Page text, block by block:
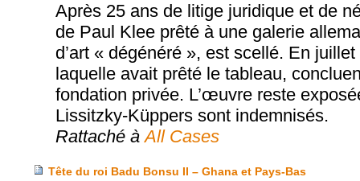
Après 25 ans de litige juridique et de
de Paul Klee prêté à une galerie
d’art « dégénéré », est scellé. En
laquelle avait prêté le tableau,
fondation privée. L’œuvre reste
Lissitzky-Küppers sont indemnisés.
Rattaché à All Cases
Tête du roi Badu Bonsu II – Ghana et Pays-Bas